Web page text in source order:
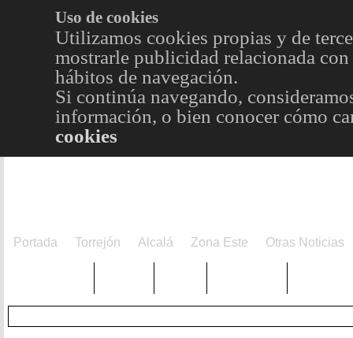
Uso de cookies
Utilizamos cookies propias y de
mostrarle publicidad relacionada
hábitos de navegación.
Si continúa navegando,
información, o bien conocer cómo
cookies
Portada Torrejón Alcalá Zona Este Otras Noticias